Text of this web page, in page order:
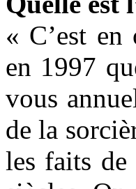
« C’est
en 1997
vous
de la
les faits